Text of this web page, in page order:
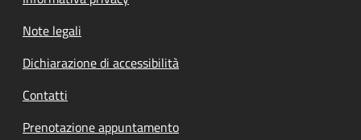
Note legali
Dichiarazione di accessibilità
Contatti
Prenotazione appuntamento